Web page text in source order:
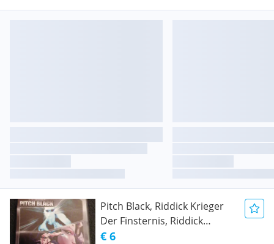
Pitch Black, Riddick Krieger
Der Finsternis, Riddick
Chroniken eines kriegers
€ 6